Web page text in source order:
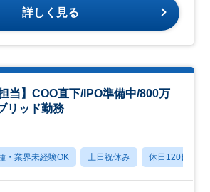
詳しく見る
当】COO直下/IPO準備中/800万
リッド勤務
・業界未経験OK 土日祝休み 休日120日以上